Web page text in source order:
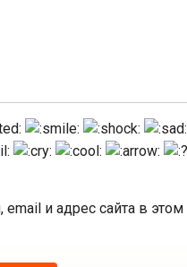
email и адрес сайта в